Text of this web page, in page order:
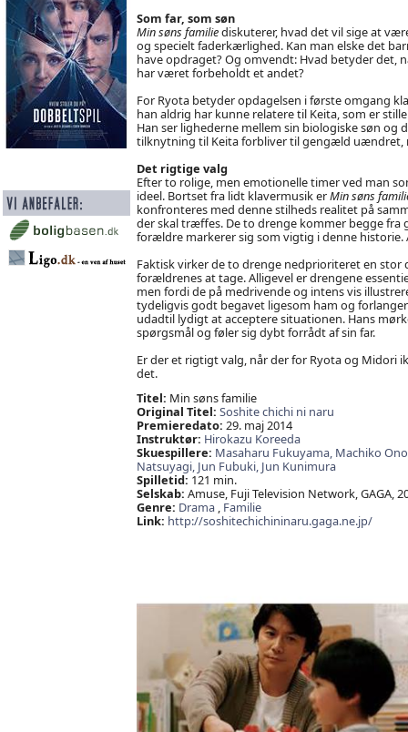
Som far, som søn
Min søns familiediskuterer, hvad det vil sige at
og specielt faderkærlighed. Kan man elske det
have opdraget? Og omvendt: Hvad betyder det,
har været forbeholdt et andet?
For Ryota betyder opdagelsen i første omgang
han aldrig har kunne relatere til Keita, som er
Han ser lighederne mellem sin biologiske søn
tilknytning til Keita forbliver til gengæld uændret,
Det rigtige valg
Efter to rolige, men emotionelle timer ved man
ideel. Bortset fra lidt klavermusik erMin søns
konfronteres med denne stilheds realitet på
der skal træffes. De to drenge kommer begge
forældre markerer sig som vigtig i denne
Faktisk virker de to drenge nedprioriteret en
forældrenes at tage. Alligevel er drengene
men fordi de på medrivende og intens vis
tydeligvis godt begavet ligesom ham og
udadtil lydigt at acceptere situationen. Hans
spørgsmål og føler sig dybt forrådt af sin far.
Er der et rigtigt valg, når der for Ryota og Midori
det.
Titel: Min søns familie
Original Titel: Soshite chichi ni naru
Premieredato: 29. maj 2014
Instruktør: Hirokazu Koreeda
Skuespillere: Masaharu Fukuyama, Machiko
Natsuyagi, Jun Fubuki, Jun Kunimura
Spilletid: 121 min.
Selskab: Amuse, Fuji Television Network, GAGA,
Genre: Drama, Familie
Link: http://soshitechichininaru.gaga.ne.jp/